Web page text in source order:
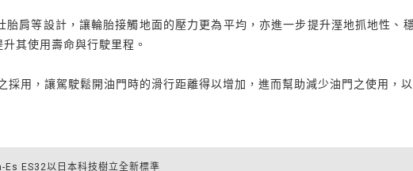
肩等設計，讓輪胎接觸地面的壓力更為平均，亦進一步提升溼地抓地性、
其使用壽命與行駛里程。
用，讓駕駛鬆開油門時的滑行距離得以增加，進而幫助減少油門之使用，以
ES32以日本科技樹立全新標準